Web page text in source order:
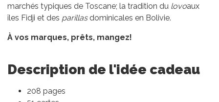
marchés typiques de Toscane; la tradition du lovoaux
îles Fidji et des parillasdominicales en Bolivie.
À vos marques, prêts, mangez!
Description de l'idée cadeau
208 pages